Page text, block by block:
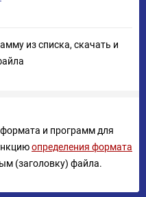
из списка, скачать и
и программ для
определения формата
(заголовку) файла.